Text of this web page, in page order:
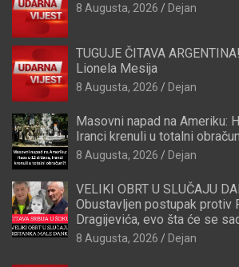
8 Augusta, 2026 Dejan
TUGUJE ČITAVA
Lionela Mesija
8 Augusta, 2026 Dejan
Masovni napad na Ameriku:
Iranci krenuli u totalni
8 Augusta, 2026 Dejan
VELIKI OBRT U SLUČAJU
Obustavljen postupak protiv
Dragijevića, evo šta će se
8 Augusta, 2026 Dejan